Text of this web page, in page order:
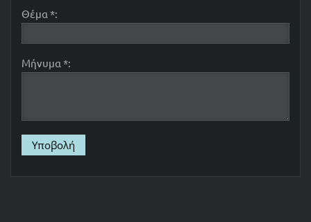
Θέμα *:
Μήνυμα *: